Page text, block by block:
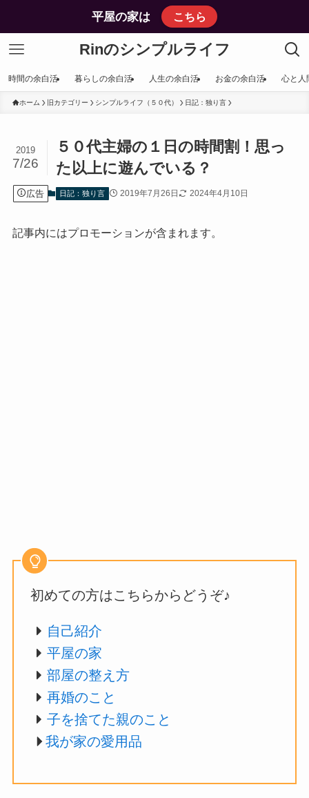
平屋の家は こちら
Rinのシンプルライフ
時間の余白活 暮らしの余白活 人生の余白活 お金の余白活 心と人
ホーム 旧カテゴリー シンプルライフ（５０代） 日記：独り言
５０代主婦の１日の時間割！思っ
た以上に遊んでいる？
2019
7/26
広告 日記：独り言 2019年7月26日 2024年4月10日
記事内にはプロモーションが含まれます。
初めての方はこちらからどうぞ♪
自己紹介
平屋の家
部屋の整え方
再婚のこと
子を捨てた親のこと
我が家の愛用品